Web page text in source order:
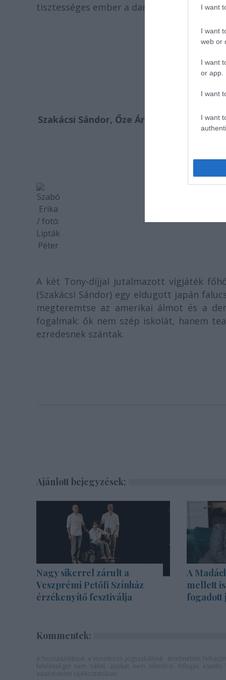
I want
I want
web or
I want
or app.
I want
I want
tisztességes ember a darabban.
John Patrick:
Szakácsi Sándor, Őze Áron, Szabó Erika,
Előadás: Április
Szabó
Erika
/ fotó:
Lipták
Péter
A két Tony-díjjal jutalmazott vígjáték
(Szakácsi Sándor) egy eldugott japán
megteremtse az amerikai álmot és a
fogalmak: ők nem szép iskolát, hanem
ezredesnek szántak.
Ajánlott bejegyzések:
Nagy sikerrel zárult a
Veszprémi Petőfi Színház
érzékenyítő fesztiválja
A
mellett
fogadott
Kommentek: